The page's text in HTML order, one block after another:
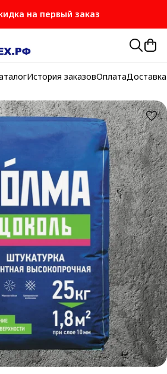
на первый заказ
История заказовОплатаДоставка